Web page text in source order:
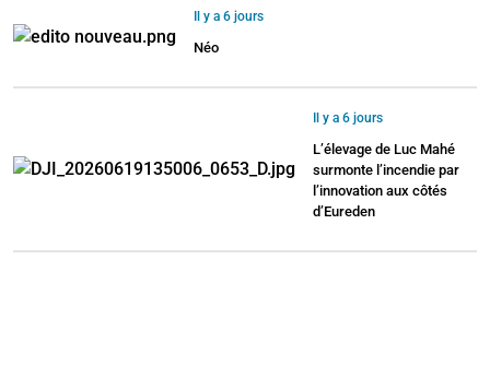
Il y a 6 jours
Néo
Il y a 6 jours
L’élevage de Luc Mahé
surmonte l’incendie par
l’innovation aux côtés
d’Eureden